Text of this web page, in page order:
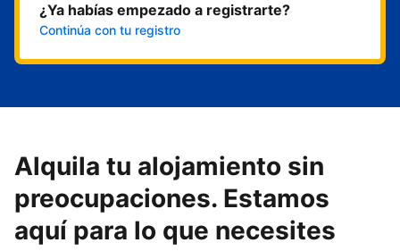
¿Ya habías empezado a registrarte?
Continúa con tu registro
Alquila tu alojamiento sin
preocupaciones. Estamos
aquí para lo que necesites